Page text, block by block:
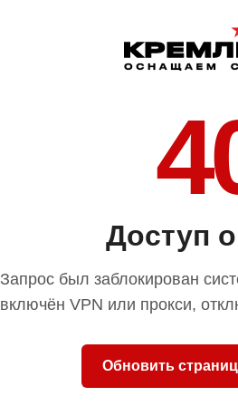
Доступ
Запрос был заблокирован
включён VPN или прокси,
Обновить